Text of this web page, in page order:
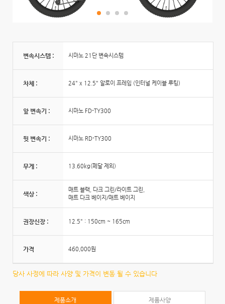
변속시스템 : 시마노 21단 변속시스템
차체 : 24" x 12.5" 알로이 프레임 (인터널 케이블 루팅)
앞 변속기 : 시마노 FD-TY300
뒷 변속기 : 시마노 RD-TY300
무게 : 13.60kg(페달 제외)
색상 :
매트 블랙, 다크 그린/라이트 그린,
매트 다크 베이지/매트 베이지
권장신장 : 12.5" : 150cm ~ 165cm
가격 460,000원
당사 사정에 따라 사양 및 가격이 변동 될 수 있습니다
제품소개 제품사양